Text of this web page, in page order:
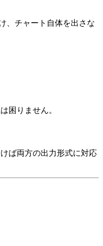
、チャート自体を出さな
困りません。
ば両方の出力形式に対応